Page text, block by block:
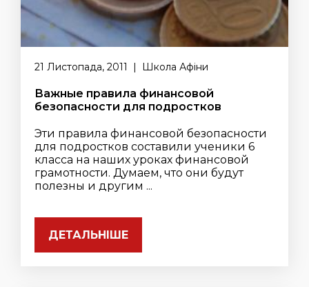
21 Листопада, 2011 | Школа Афіни
Важные правила финансовой
безопасности для подростков
Эти правила финансовой безопасности
для подростков составили ученики 6
класса на наших уроках финансовой
грамотности. Думаем, что они будут
полезны и другим ...
ДЕТАЛЬНІШЕ